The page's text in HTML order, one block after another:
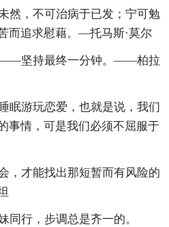
然，不可治病于已发；宁可勉
而追求慰藉。—托马斯·莫尔
——坚持最终一分钟。——柏拉
眠游玩恋爱，也就是说，我们
事情，可是我们必须不屈服于
，才能找出那短暂而有风险的
同行，步调总是齐一的。